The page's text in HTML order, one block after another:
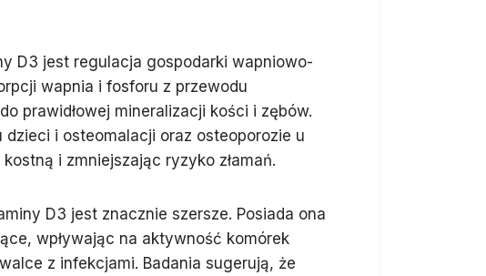
D3 jest regulacja gospodarki wapniowo-
wapnia i fosforu z przewodu
prawidłowej mineralizacji kości i zębów.
i osteomalacji oraz osteoporozie u
i zmniejszając ryzyko złamań.
D3 jest znacznie szersze. Posiada ona
wpływając na aktywność komórek
z infekcjami. Badania sugerują, że